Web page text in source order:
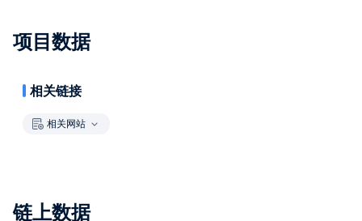
项目数据
相关链接
相关网站
链上数据